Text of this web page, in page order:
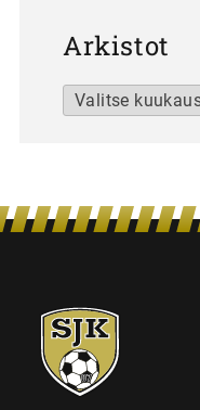
Arkistot
Arkistot
SJK-
juniorit